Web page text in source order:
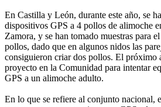
En Castilla y León, durante este año, se
dispositivos GPS a 4 pollos de alimoche
Zamora, y se han tomado muestras para
pollos, dado que en algunos nidos las
consiguieron criar dos pollos. El próximo
proyecto en la Comunidad para intentar
GPS a un alimoche adulto.
En lo que se refiere al conjunto nacional,